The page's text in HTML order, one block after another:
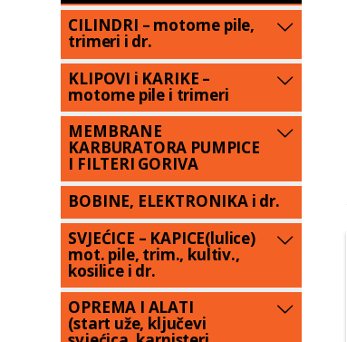
CILINDRI – motorne pile,
trimeri i dr.
KLIPOVI i KARIKE –
motorne pile i trimeri
MEMBRANE
KARBURATORA PUMPICE
I FILTERI GORIVA
BOBINE, ELEKTRONIKA i dr.
SVJEĆICE – KAPICE(lulice)
mot. pile, trim., kultiv.,
kosilice i dr.
OPREMA I ALATI
(start uže, ključevi